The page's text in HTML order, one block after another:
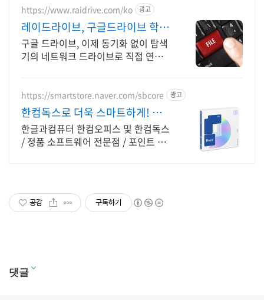
https://www.raidrive.com/ko 광고
레이드라이브, 구글드라이브 학교
용 무료제공
구글 드라이브, 이제 동기화 없이 탐색
기의 네트워크 드라이브로 직접 연결해
https://smartstore.naver.com/sbcore 광고
한컴독스로 더욱 스마트하게! 한글
과컴퓨터 정품 인증점
한글과컴퓨터 한컴오피스 및 한컴독스
/ 정품 소프트웨어 전문점 / 포인트 적
공감 구독하기
댓글